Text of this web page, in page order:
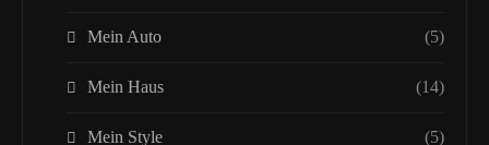
Mein Auto (5)
Mein Haus (14)
Mein Style (5)